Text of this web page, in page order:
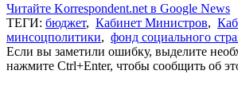
Читайте Korrespondent.net в Google News
ТЕГИ: бюджет, Кабинет Министров,
минсоцполитики, фонд социального
Если вы заметили ошибку, выделите
нажмите Ctrl+Enter, чтобы сообщить об